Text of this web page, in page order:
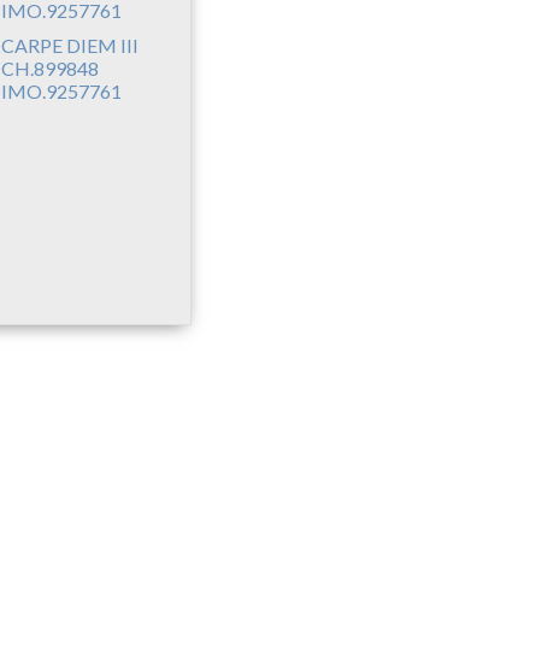
CARPE DIEM III
CH.899848
IMO.9257761